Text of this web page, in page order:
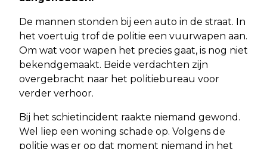
De mannen stonden bij een auto in de straat. In
het voertuig trof de politie een vuurwapen aan.
Om wat voor wapen het precies gaat, is nog niet
bekendgemaakt. Beide verdachten zijn
overgebracht naar het politiebureau voor
verder verhoor.
Bij het schietincident raakte niemand gewond.
Wel liep een woning schade op. Volgens de
politie was er op dat moment niemand in het